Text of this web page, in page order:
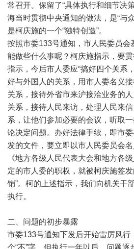
常召开。保留了“具体执行和细节决
海当时贯彻中央通知的做法，是“与
是柯庆施的一个“独特创造”。
按照市委133号通知，市人民委员会
能做些什么事呢？柯庆施指示，要贯
指示，今后市人委应“搞好四个关系
好与外国人的关系，用市人委名义
关系，接待外省市来沪接洽业务的
关系，接待人民来访，处理人民来
系，让他们参加必要的会议，听取
论决定问题。办好法律手续，即市
发的文件，要立即以市人民委员会名
《地方各级人民代表大会和地方各
定的市人委的职权，就被柯庆施签
销”。柯的上述指示，我们向机关干
执行。
二、问题的初步暴露
市委133号通知下发后开始雷厉风行
个“不”字。但执行一年以后，问题